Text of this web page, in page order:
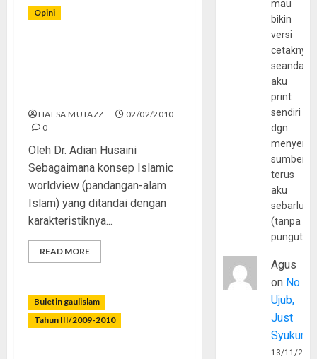
Opini
HAFSA MUTAZZ
02/02/2010
0
Oleh Dr. Adian Husaini
Sebagaimana konsep Islamic
worldview (pandangan-alam
Islam) yang ditandai dengan
karakteristiknya...
READ MORE
Buletin gaulislam
Tahun III/2009-2010
mau
bikin
versi
cetaknya
aku
print
sendiri
dgn
sumber
terus
aku
(tanpa
Agus
on No
Ujub,
Just
Syukur
13/11/